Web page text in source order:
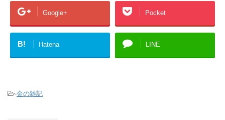
Google+ Pocket
B! Hatena LINE
-金の雑記